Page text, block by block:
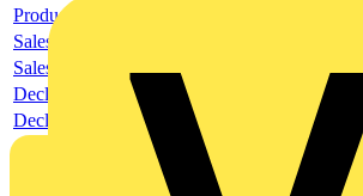
Product data sheet
Sales brochure
Sales brochure
Declaration RoHS
Declaration EPD